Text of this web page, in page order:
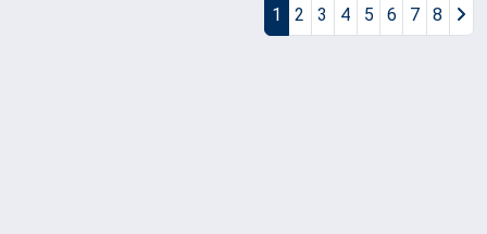
1 2 3 4 5 6 7 8